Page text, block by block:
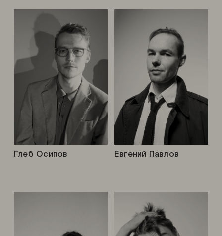
Глеб Осипов Евгений Павлов